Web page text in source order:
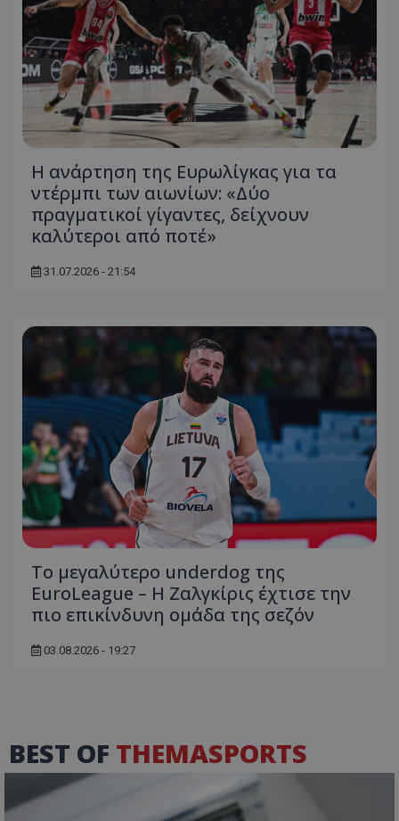
Η ανάρτηση της Ευρωλίγκας για τα
ντέρμπι των αιωνίων: «Δύο
πραγματικοί γίγαντες, δείχνουν
καλύτεροι από ποτέ»
31.07.2026 - 21:54
Το μεγαλύτερο underdog της
EuroLeague – Η Ζαλγκίρις έχτισε την
πιο επικίνδυνη ομάδα της σεζόν
03.08.2026 - 19:27
BEST OF THEMASPORTS